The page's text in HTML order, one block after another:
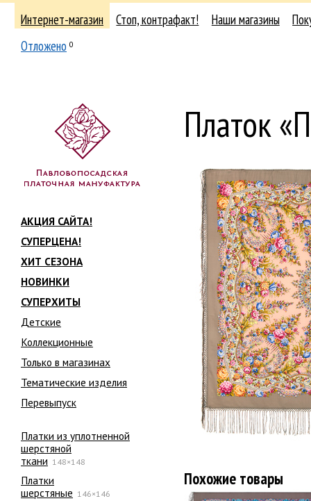
Интернет-магазин Стоп, контрафакт! Наши магазины
Отложено 0
АКЦИЯ САЙТА!
СУПЕРЦЕНА!
ХИТ СЕЗОНА
НОВИНКИ
СУПЕРХИТЫ
Детские
Коллекционные
Только в магазинах
Тематические изделия
Перевыпуск
Платки из уплотненной
шерстяной
ткани 148×148
Платки
шерстяные 146×146
Платок
Похожие товары